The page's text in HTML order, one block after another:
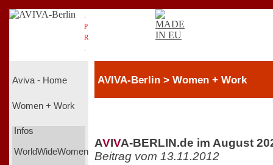
P
R
Aviva - Home
Women + Work
Infos
WorldWideWomen
AVIVA-Berlin > Women + Work
AVIVA-BERLIN.de im August
Beitrag vom 13.11.2012